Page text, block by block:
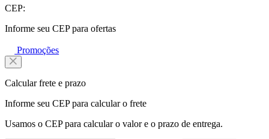
CEP:
Informe seu CEP para ofertas
Promoções
Calcular frete e prazo
Informe seu CEP para calcular o frete
Usamos o CEP para calcular o valor e o prazo de entrega.